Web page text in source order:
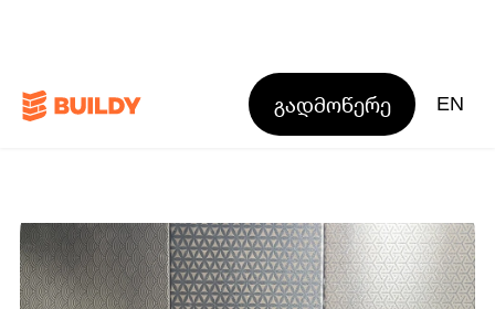
გადმოწერე EN